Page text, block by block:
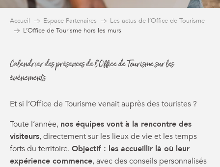
Accueil Espace Partenaires
Les actus de l’Office de Tourisme
L’Office de Tourisme hors les murs
Calendrier des présences de l'Office de Tourisme sur les
événements
Et si l’Office de Tourisme venait auprès des touristes ?
Toute l’année, nos équipes vont à la rencontre des
visiteurs, directement sur les lieux de vie et les temps
forts du territoire. Objectif : les accueillir là où leur
expérience commence, avec des conseils personnalisés